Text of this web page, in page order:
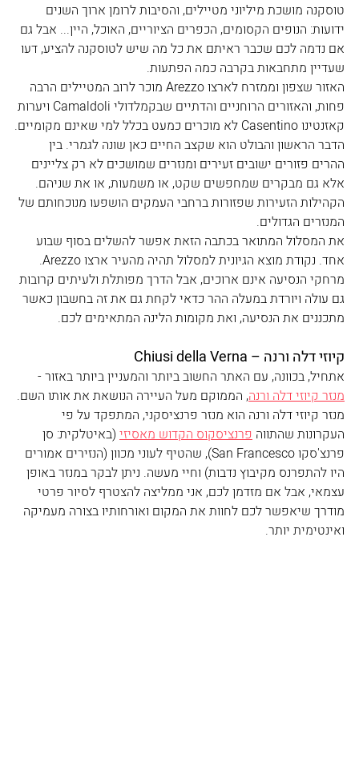
טוסקנה מושכת מיליוני מטיילים, והסיבות לרומן ארוך השנים
ידועות: הנופים הקסומים, הכפרים הציוריים, האוכל, היין... אבל גם
אם נדמה לכם שכבר ראיתם את כל מה שיש לטוסקנה להציע, דעו
שעדיין מתחבאות בקרבה כמה הפתעות.
האזור שצפון וממזרח לארצו Arezzo מוכר לרוב המטיילים הרבה
פחות, והאזורים הרוחניים והדתיים שבקמלדולי Camaldoli ויערות
קאזנטינו Casentino לא מוכרים כמעט בכלל למי שאינם מקומיים.
הדבר הראשון והבולט הוא שקצב החיים כאן שונה לגמרי. בין
ההרים פזורים ישובים זעירים ומנזרים שמושכים לא רק צליינים
אלא גם מבקרים שמחפשים שקט, או משמעות, או את שניהם.
הקהילות הזעירות שפזורות ברחבי העמקים הושפעו מנוכחותם של
המנזרים הגדולים.
את המסלול המתואר בכתבה הזאת אפשר להשלים בסוף שבוע
אחד. נקודת מוצא הגיונית למסלול תהיה מהעיר ארצו Arezzo.
מרחקי הנסיעה אינם ארוכים, אבל הדרך מפותלת ולעיתים קרובות
גם עולה ויורדת במעלה ההר כדאי לקחת גם את זה בחשבון כאשר
מתכננים את הנסיעה, ואת מקומות הלינה המתאימים לכם.
קיוזי דלה ורנה – Chiusi della Verna
אתחיל, בכוונה, עם האתר החשוב ביותר והמעניין ביותר באזור -
מנזר קיוזי דלה ורנה, הממוקם מעל העיירה הנושאת את אותו השם.
מנזר קיוזי דלה ורנה הוא מנזר פרנציסקני, המתפקד על פי
העקרונות שהתווה פרנציסקוס הקדוש מאסיזי (באיטלקית: סן
פרנצ'סקו San Francesco), שהטיף לעוני מכוון (הנזירים אמורים
היו להתפרנס מקיבוץ נדבות) וחיי מעשה. ניתן לבקר במנזר באופן
עצמאי, אבל אם מזדמן לכם, אני ממליצה להצטרף לסיור פרטי
מודרך שיאפשר לכם לחוות את המקום ואורחותיו בצורה מעמיקה
ואינטימית יותר.